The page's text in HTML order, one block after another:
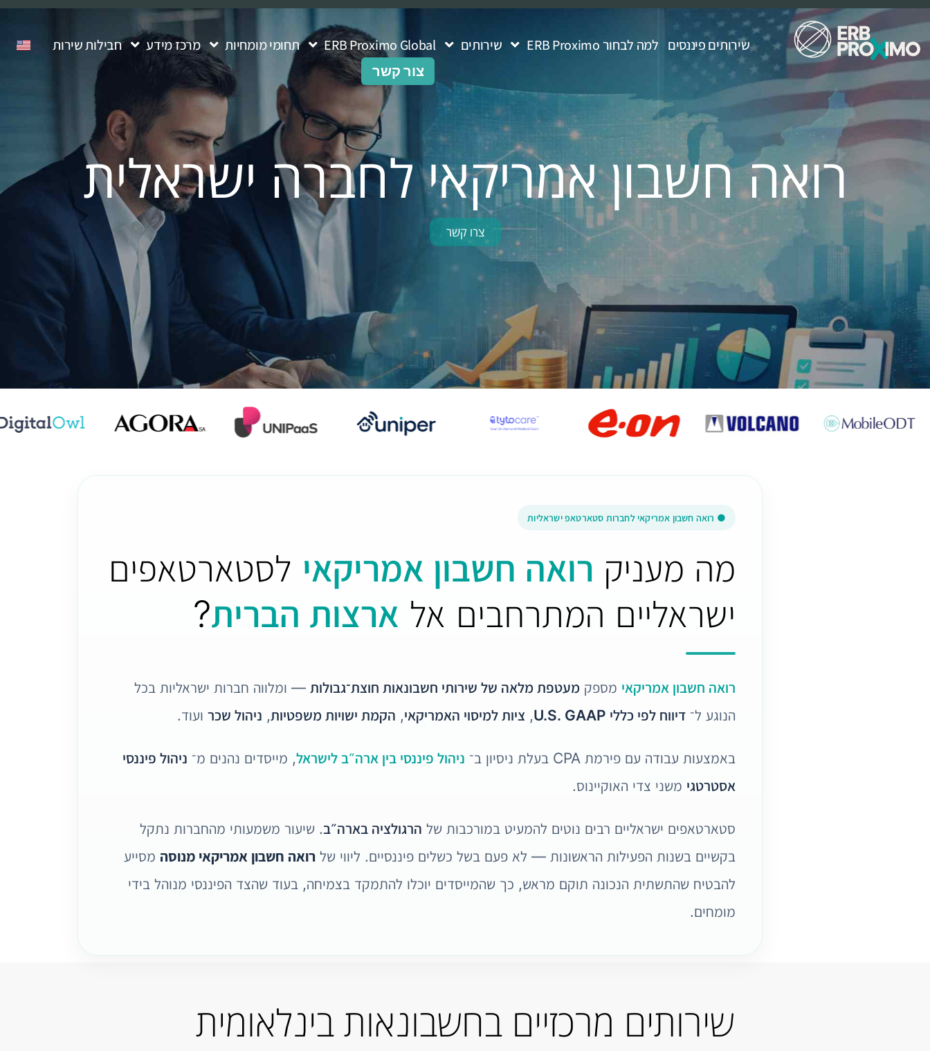
שירותים פיננסים למה לבחור ERB Proximo שירותים ERB Proximo Global תחומי מומחיות מרכז מידע חבילות שירות
צור קשר
רואה חשבון אמריקאי לחברה ישראלית
צרו קשר
● רואה חשבון אמריקאי לחברות סטארטאפ ישראליות
מה מעניק רואה חשבון אמריקאי לסטארטאפים
ישראליים המתרחבים אל ארצות הברית?
רואה חשבון אמריקאי מספק מעטפת מלאה של שירותי חשבונאות חוצת־גבולות — ומלווה חברות ישראליות בכל
הנוגע ל־ דיווח לפי כללי U.S. GAAP , ציות למיסוי האמריקאי, הקמת ישויות משפטיות, ניהול שכר ועוד.
באמצעות עבודה עם פירמת CPA בעלת ניסיון ב־ ניהול פיננסי בין ארה״ב לישראל, מייסדים נהנים מ־ ניהול פיננסי
אסטרטגי משני צדי האוקיינוס.
סטארטאפים ישראליים רבים נוטים להמעיט במורכבות של הרגולציה בארה״ב. שיעור משמעותי מהחברות נתקל
בקשיים בשנות הפעילות הראשונות — לא פעם בשל כשלים פיננסיים. ליווי של רואה חשבון אמריקאי מנוסה מסייע
להבטיח שהתשתית הנכונה תוקם מראש, כך שהמייסדים יוכלו להתמקד בצמיחה, בעוד שהצד הפיננסי מנוהל בידי
מומחים.
שירותים מרכזיים בחשבונאות בינלאומית